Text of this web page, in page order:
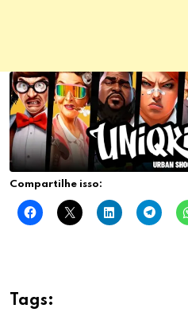
Compartilhe isso:
Tags: